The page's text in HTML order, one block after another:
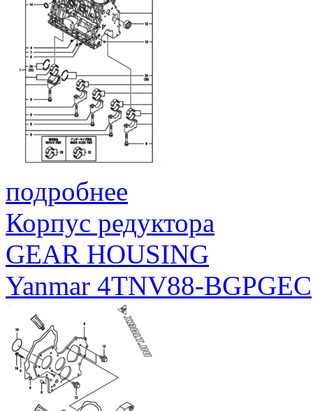
подробнее
Корпус редуктора
GEAR HOUSING
Yanmar 4TNV88-BGPGEC